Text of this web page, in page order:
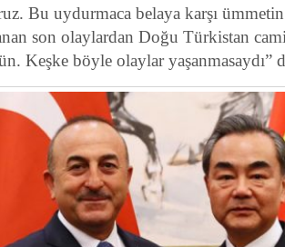
Bu uydurmaca belaya karşı
son olaylardan Doğu Türkistan
Keşke böyle olaylar yaşanmasaydı”